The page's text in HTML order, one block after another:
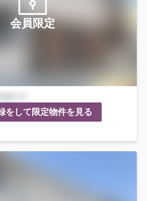
会員限定
をして限定物件を見る